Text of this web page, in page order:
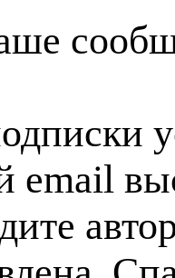
email